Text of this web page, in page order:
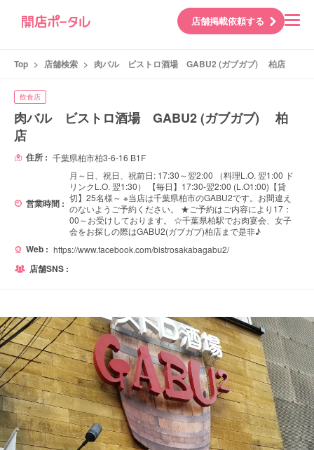
店舗掲載依頼する
Top > 店舗検索 > 肉バル ビストロ酒場 GABU2 (ガブガブ) 柏店
飲食店
肉バル ビストロ酒場 GABU2 (ガブガブ) 柏
店
住所 : 千葉県柏市柏3-6-16 B1F
営業時間 :
月～日、祝日、祝前日: 17:30～翌2:00 （料理L.O. 翌1:00 ド
リンクL.O. 翌1:30） 【毎日】17:30-翌2:00 (L.O1:00)【貸
切】25名様～ ※当店は千葉県柏市のGABU2です。お間違え
のないようご予約ください。 ★ご予約はご内容により17：
00～お受けしております。 ☆千葉県柏駅でお肉宴会、女子
会をお探しの際はGABU2(ガブガブ)柏店まで是非♪
Web : https://www.facebook.com/bistrosakabagabu2/
店舗SNS :